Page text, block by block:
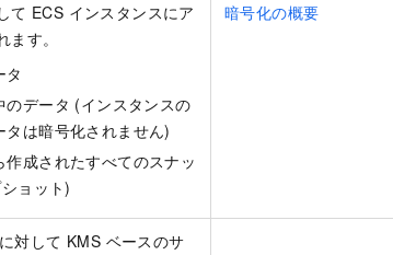
て ECS インスタンスにア
す。
タ
データ (インスタンスの
は暗号化されません)
成されたすべてのスナッ
ョット)
暗号化の概要
対して KMS ベースのサ